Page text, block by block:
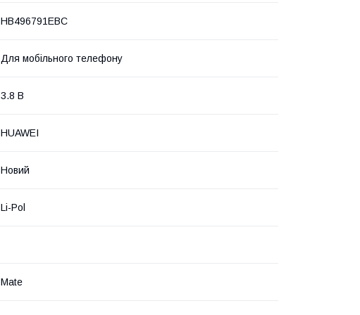
HB496791EBC
Для мобільного телефону
3.8 В
HUAWEI
Новий
Li-Pol
Mate